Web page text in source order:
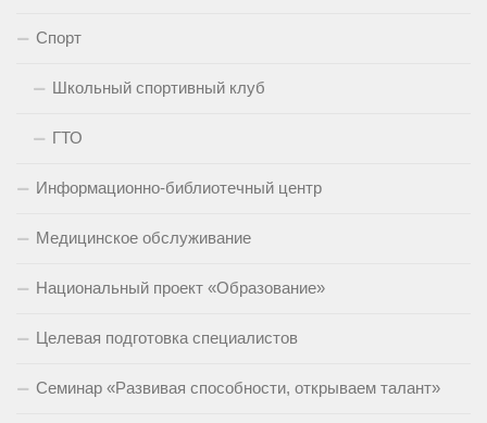
Спорт
Школьный спортивный клуб
ГТО
Информационно-библиотечный центр
Медицинское обслуживание
Национальный проект «Образование»
Целевая подготовка специалистов
Семинар «Развивая способности, открываем талант»